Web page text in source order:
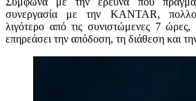
συνεργασία με την KANTAR,
λιγότερο από τις συνιστώμενες 7
επηρεάσει την απόδοση, τη διάθεση και